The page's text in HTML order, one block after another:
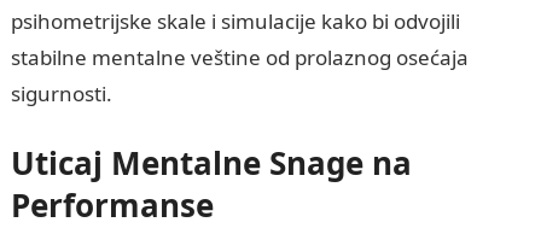
psihometrijske skale i simulacije kako bi odvojili
stabilne mentalne veštine od prolaznog osećaja
sigurnosti.
Uticaj Mentalne Snage na
Performanse